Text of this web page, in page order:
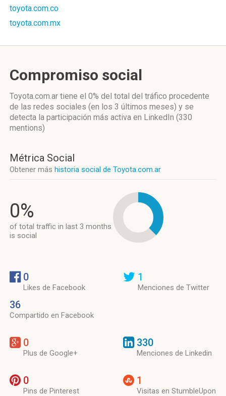
toyota.com.co
toyota.com.mx
Compromiso social
Toyota.com.ar tiene el 0% del total del tráfico procedente
de las redes sociales (en los 3 últimos meses) y se
detecta la participación más activa en LinkedIn (330
mentions)
Métrica Social
Obtener más historia social de Toyota.com.ar
0%
of total traffic in last 3 months
is social
0
Likes de Facebook
36
Compartido en Facebook
1
Menciones de Twitter
0
Plus de Google+
330
Menciones de Linkedin
0
Pins de Pinterest
1
Visitas en StumbleUpon